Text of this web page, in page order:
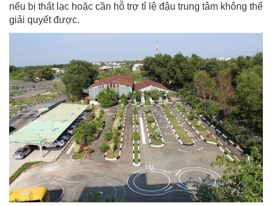
nếu bị thất lạc hoặc cần hỗ trợ tỉ lệ đậu trung tâm không thể
giải quyết được.